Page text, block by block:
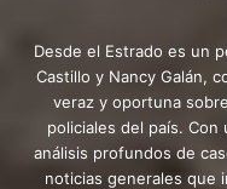
Desde el Estrado es un
Castillo y Nancy Galán,
veraz y oportuna
policiales del país.
análisis profundos de
noticias generales que